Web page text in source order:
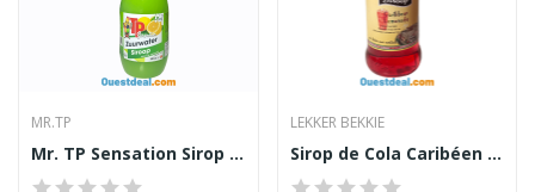
MR.TP
Mr. TP Sensation Sirop de Zuurwater Citron -...
LEKKER BEKKIE
Sirop de Cola Caribéen - Lekker Bekkie 500 ml